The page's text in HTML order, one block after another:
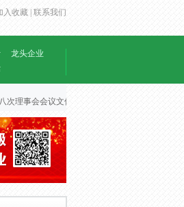
入收藏 | 联系我们
龙头企业
次理事会会议文件